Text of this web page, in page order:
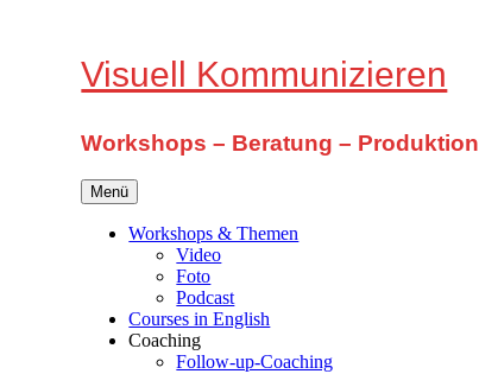
Visuell Kommunizieren
Workshops – Beratung – Produktion
Menü
Workshops & Themen
Video
Foto
Podcast
Courses in English
Coaching
Follow-up-Coaching